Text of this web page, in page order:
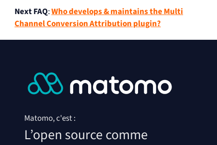
Next FAQ:Who develops & maintains the Multi
Channel Conversion Attribution plugin?
Matomo, c'est :
L’open source comme